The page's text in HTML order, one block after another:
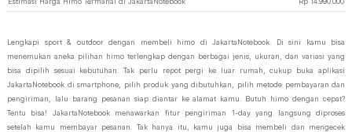
Lengkapi sport & outdoor dengan membeli himo di JakartaNotebook. Di sini kamu bisa
menemukan aneka pilihan himo terlengkap dengan berbagai jenis, ukuran, dan variasi yang
bisa dipilih sesuai kebutuhan. Tak perlu repot pergi ke luar rumah, cukup buka aplikasi
JakartaNotebook di smartphone, pilih produk yang dibutuhkan, pilih metode pembayaran dan
pengiriman, lalu barang pesanan siap diantar ke alamat kamu. Butuh himo dengan cepat?
Tentu bisa! JakartaNotebook menawarkan fitur pengiriman 1-day yang langsung diproses
setelah kamu membayar pesanan. Tak hanya itu, kamu juga bisa membeli dan mengecek